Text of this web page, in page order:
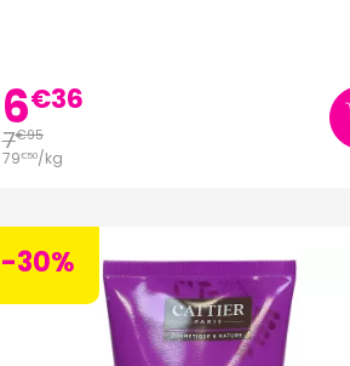
6€36
7€95
79€50/kg
-30%